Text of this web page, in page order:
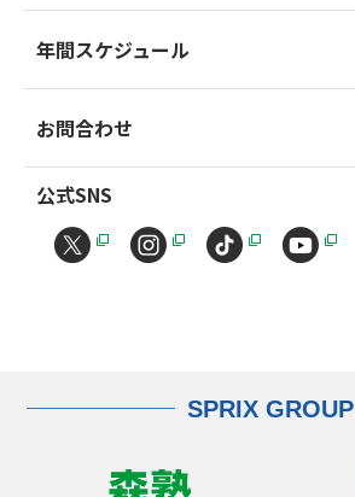
年間スケジュール
お問合わせ
公式SNS
SPRIX GROUP